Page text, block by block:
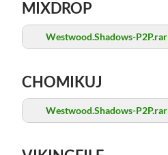
MIXDROP
Westwood.Shadows-P2P.rar
CHOMIKUJ
Westwood.Shadows-P2P.rar